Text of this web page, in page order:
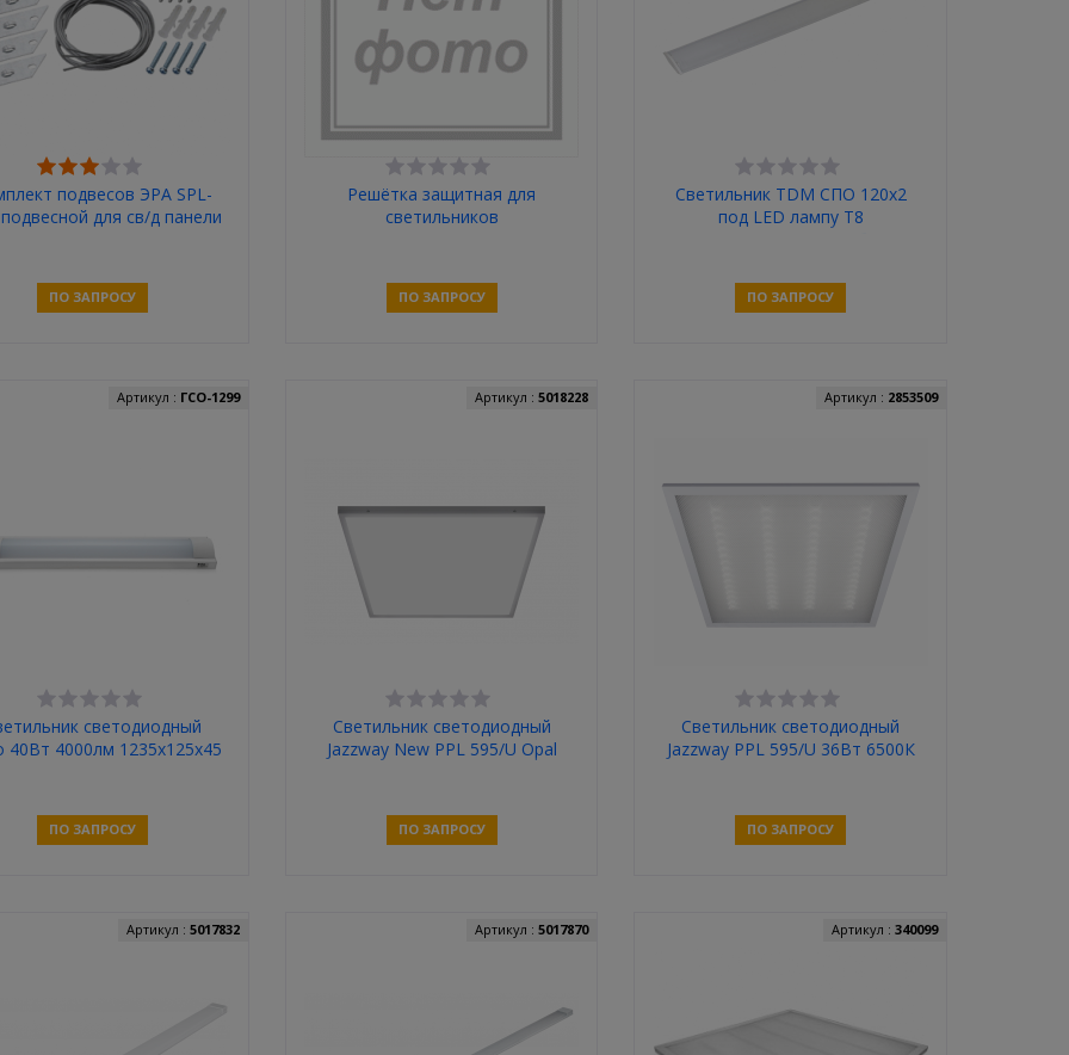
подвесов ЭРА SPL-
подвесной для св/д панели
ПО ЗАПРОСУ
Решётка защитная для
светильников
ПО ЗАПРОСУ
Светильник TDM СПО 120х2
под LED лампу T8
ПО ЗАПРОСУ
светодиодный
40Вт 4000лм 1235х125х45
Артикул : ГСО-1299
ПО ЗАПРОСУ
Светильник светодиодный
Jazzway New PPL 595/U Opal
Артикул :5018228
ПО ЗАПРОСУ
Светильник светодиодный
Jazzway PPL 595/U 36Вт 6500К
Артикул : 2853509
ПО ЗАПРОСУ
Артикул : 5017832 Артикул :5017870 Артикул : 340099